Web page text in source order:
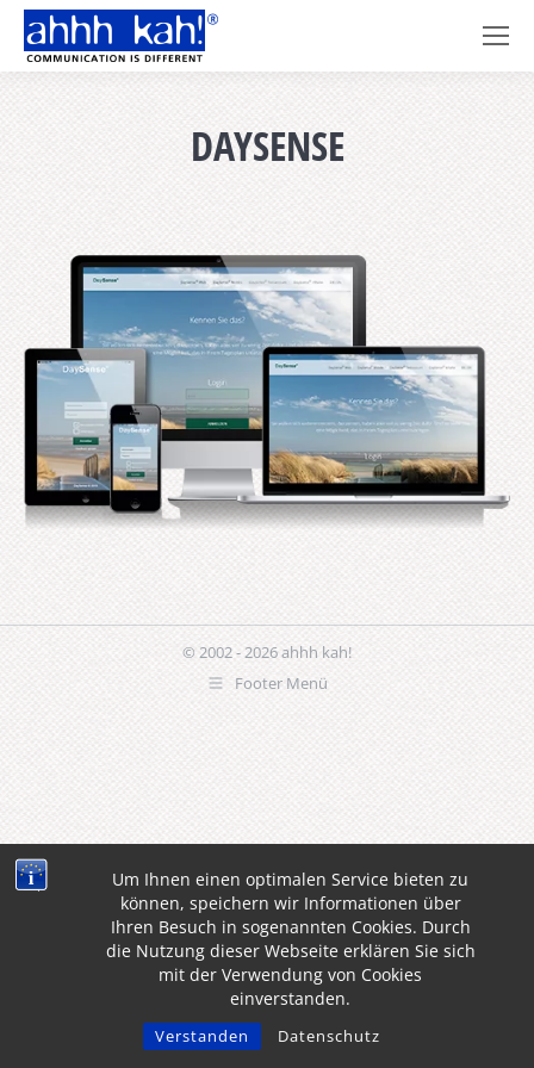
Um Ihnen einen optimalen Service bieten zu
können, speichern wir Informationen über
Ihren Besuch in sogenannten Cookies. Durch
die Nutzung dieser Webseite erklären Sie sich
mit der Verwendung von Cookies
einverstanden.
Verstanden Datenschutz
DAYSENSE
© 2002 - 2026 ahhh kah!
Footer Menü